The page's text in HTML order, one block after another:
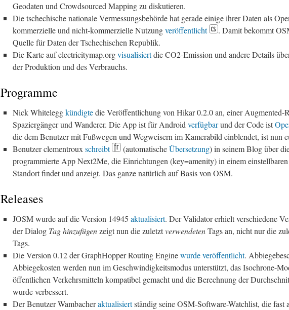
Geodaten und Crowdsourced Mapping zu diskutieren.
Die tschechische nationale Vermessungsbehörde hat gerade einige ihrer Daten als
kommerzielle und nicht-kommerzielle Nutzungveröffentlicht
. Damit bekommt
Quelle für Daten der Tschechischen Republik.
Die Karte auf electricitymap.orgvisualisiertdie CO2-Emission und andere Details
der Produktion und des Verbrauchs.
Programme
Nick Whiteleggkündigtedie Veröffentlichung von Hikar 0.2.0 an, einer Augmented-
Spaziergänger und Wanderer. Die App ist für Android verfügbarund der Code ist
die dem Benutzer mit Fußwegen und Wegweisern im Kamerabild einblendet, ist nun
Benutzer clementroux schreibt (automatischeÜbersetzung) in seinem Blog über
programmierte App Next2Me, die Einrichtungen (key=amenity) in einem
Standort findet und anzeigt. Das ganze natürlich auf Basis von OSM.
Releases
JOSM wurde auf die Version 14945 aktualisiert. Der Validator erhielt verschiedene
der Dialog Tag hinzufügenzeigt nun die zuletztverwendetenTags an, nicht nur die
Tags.
Die Version 0.12 der GraphHopper Routing Enginewurde veröffentlicht.
Abbiegekosten werden nun im Geschwindigkeitsmodus unterstützt, das Isochrone-
öffentlichen Verkehrsmitteln kompatibel gemacht und die Berechnung der
wurde verbessert.
Der Benutzer Wambacheraktualisiertständig seine OSM-Software-Watchlist, die fast